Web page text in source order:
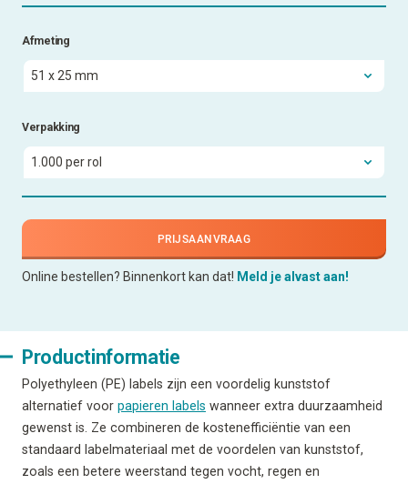
Afmeting
Verpakking
PRIJSAANVRAAG
Online bestellen? Binnenkort kan dat! Meld je alvast aan!
Productinformatie
Polyethyleen (PE) labels zijn een voordelig kunststof
alternatief voor papieren labels wanneer extra duurzaamheid
gewenst is. Ze combineren de kostenefficiëntie van een
standaard labelmateriaal met de voordelen van kunststof,
zoals een betere weerstand tegen vocht, regen en